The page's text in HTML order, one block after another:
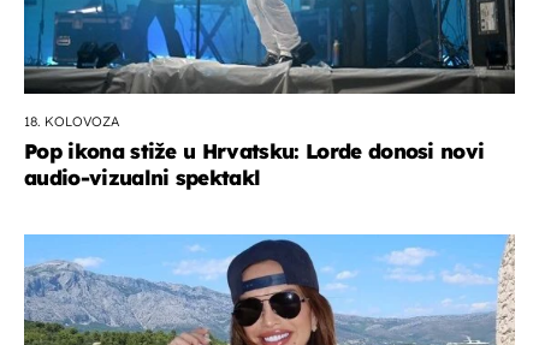
18. KOLOVOZA
Pop ikona stiže u Hrvatsku: Lorde donosi novi
audio-vizualni spektakl